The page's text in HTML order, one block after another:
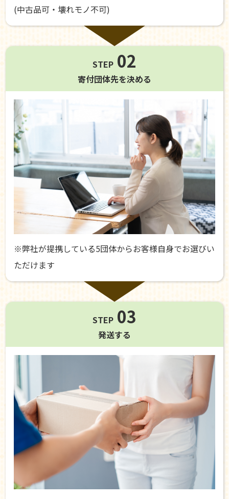
(中古品可・壊れモノ不可)
STEP 02
寄付団体先を決める
※弊社が提携している5団体からお客様自身でお選びい
ただけます
STEP 03
発送する